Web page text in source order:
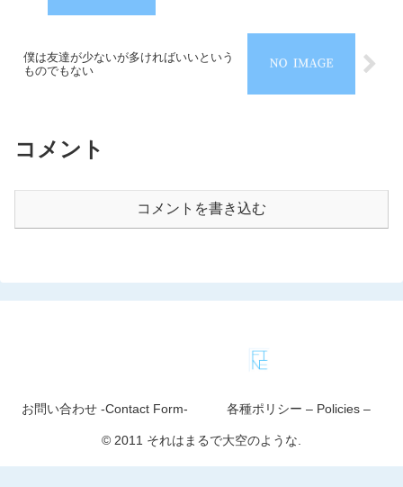
僕は友達が少ないが多ければいいという
ものでもない
コメント
コメントを書き込む
お問い合わせ -Contact Form- 各種ポリシー – Policies –
© 2011 それはまるで大空のような.